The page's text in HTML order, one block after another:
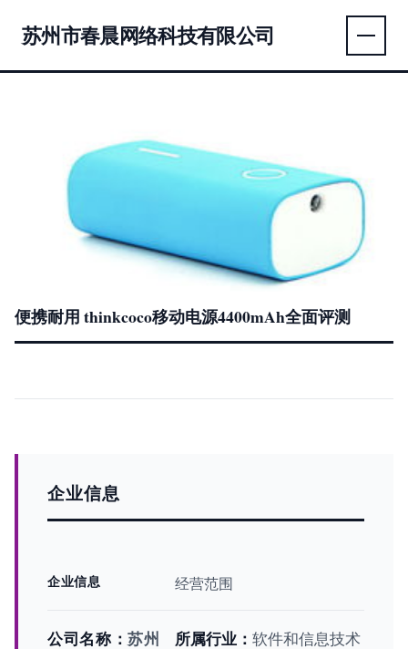
苏州市春晨网络科技有限公司
便携耐用 thinkcoco移动电源4400mAh全面评测
企业信息
企业信息 经营范围
公司名称：苏州
所属行业： 软件和信息技术